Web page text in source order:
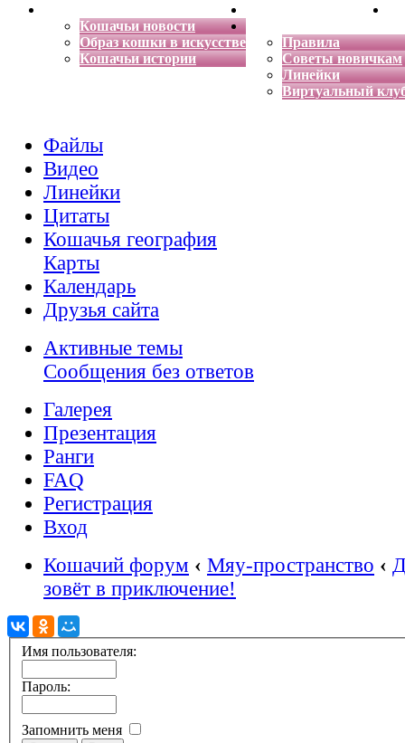
Кошачьи новости
Образ кошки в искусстве
Кошачьи истории
Энциклопедия кошек
Правила
Советы новичкам
Линейки
Виртуальный
Файлы
Видео
Линейки
Цитаты
Кошачья география
Карты
Календарь
Друзья сайта
Активные темы
Сообщения без ответов
Галерея
Презентация
Ранги
FAQ
Регистрация
Вход
Кошачий форум ‹ Мяу-пространство ‹
зовёт в приключение!
Имя пользователя:
Пароль:
Запомнить меня